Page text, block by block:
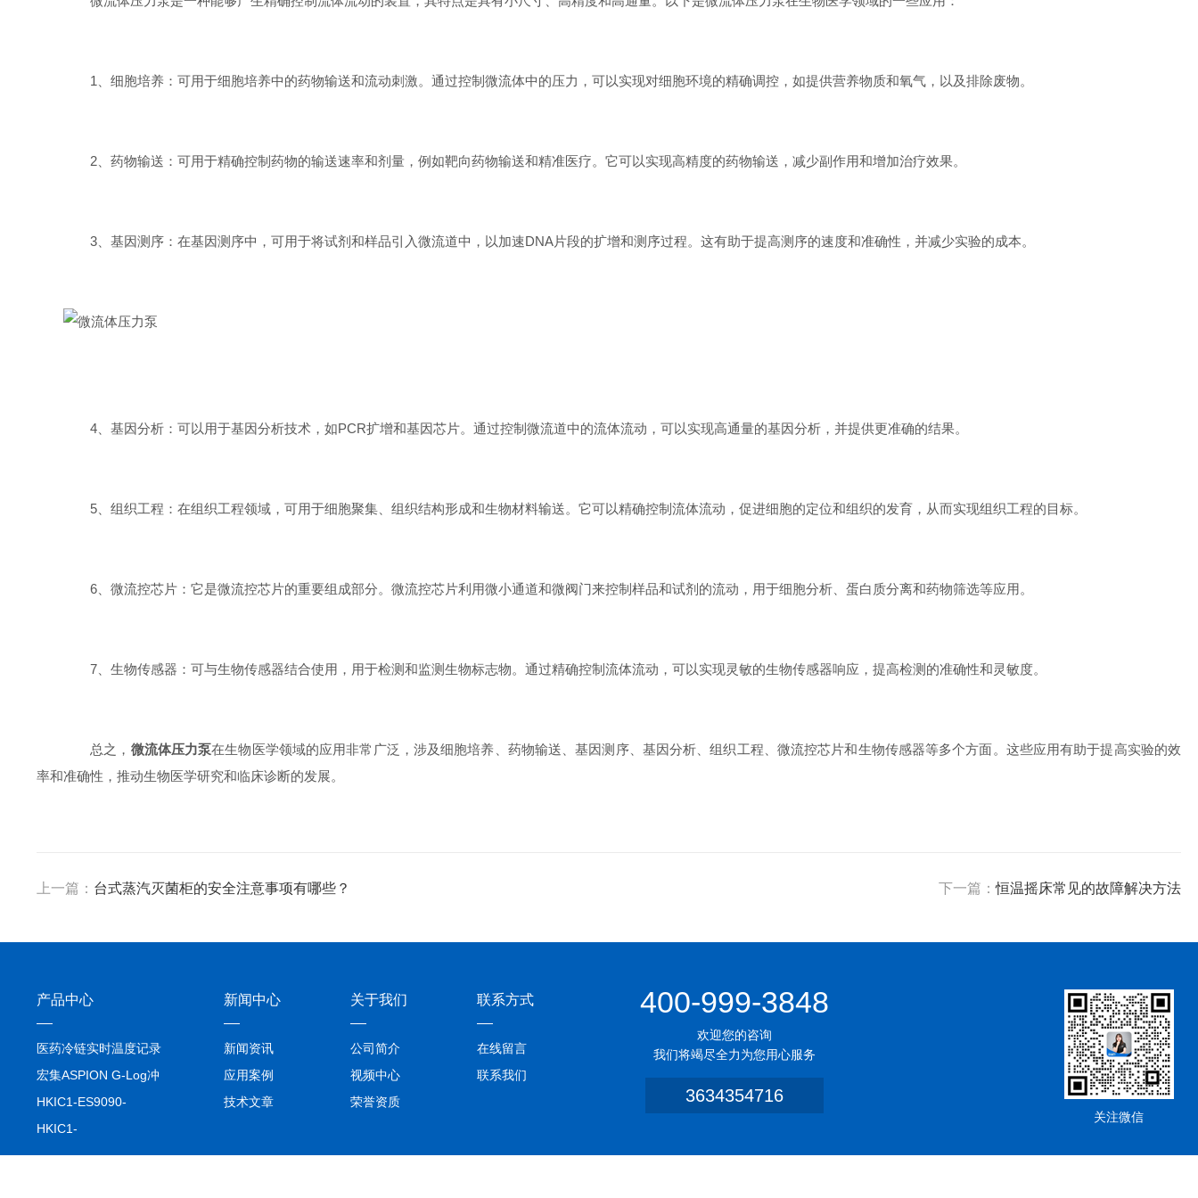
1、细胞培养：可用于细胞培养中的药物输送和流动刺激。通过控制微流体中的压力，可以实现对细胞环境的精确调控，如提供营养物质和氧气，以及排除废物。
2、药物输送：可用于精确控制药物的输送速率和剂量，例如靶向药物输送和精准医疗。它可以实现高精度的药物输送，减少副作用和增加治疗效果。
3、基因测序：在基因测序中，可用于将试剂和样品引入微流道中，以加速DNA片段的扩增和测序过程。这有助于提高测序的速度和准确性，并减少实验的成本。
4、基因分析：可以用于基因分析技术，如PCR扩增和基因芯片。通过控制微流道中的流体流动，可以实现高通量的基因分析，并提供更准确的结果。
5、组织工程：在组织工程领域，可用于细胞聚集、组织结构形成和生物材料输送。它可以精确控制流体流动，促进细胞的定位和组织的发育，从而实现组织工程的目标。
6、微流控芯片：它是微流控芯片的重要组成部分。微流控芯片利用微小通道和微阀门来控制样品和试剂的流动，用于细胞分析、蛋白质分离和药物筛选等应用。
7、生物传感器：可与生物传感器结合使用，用于检测和监测生物标志物。通过精确控制流体流动，可以实现灵敏的生物传感器响应，提高检测的准确性和灵敏度。
总之， 微流体压力泵在生物医学领域的应用非常广泛，涉及细胞培养、药物输送、基因测序、基因分析、组织工程、微流控芯片和生物传感器等多个方面。这些应用有助于提高实验的效
率和准确性，推动生物医学研究和临床诊断的发展。
上一篇： 台式蒸汽灭菌柜的安全注意事项有哪些？ 下一篇：恒温摇床常见的故障解决方法
产品中心
医药冷链实时温度记录
仪TIVE Solo 5G
宏集ASPION G-Log冲
击记录仪
HKIC1-ES9090-
setA100/1000base-T1
转换器车载以太网分析
HKIC1-
ES9090100/1000base-
新闻中心
新闻资讯
应用案例
技术文章
关于我们
公司简介
视频中心
荣誉资质
联系方式
在线留言
联系我们
400-999-3848
欢迎您的咨询
我们将竭尽全力为您用心服务
3634354716
关注微信